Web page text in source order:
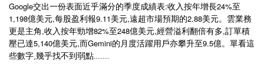
Google交出一份表面近乎滿分的季度成績表:收入按年增長24%至
1,198億美元,每股盈利報9.11美元,遠超市場預期的2.88美元。雲業務
更是主角,收入按年勁增82%至248億美元,經營溢利翻倍有多,訂單積
壓已達5,140億美元,而Gemini的月度活躍用戶亦攀升至9.5億。單看這
些數字,幾乎找不到弱點.........